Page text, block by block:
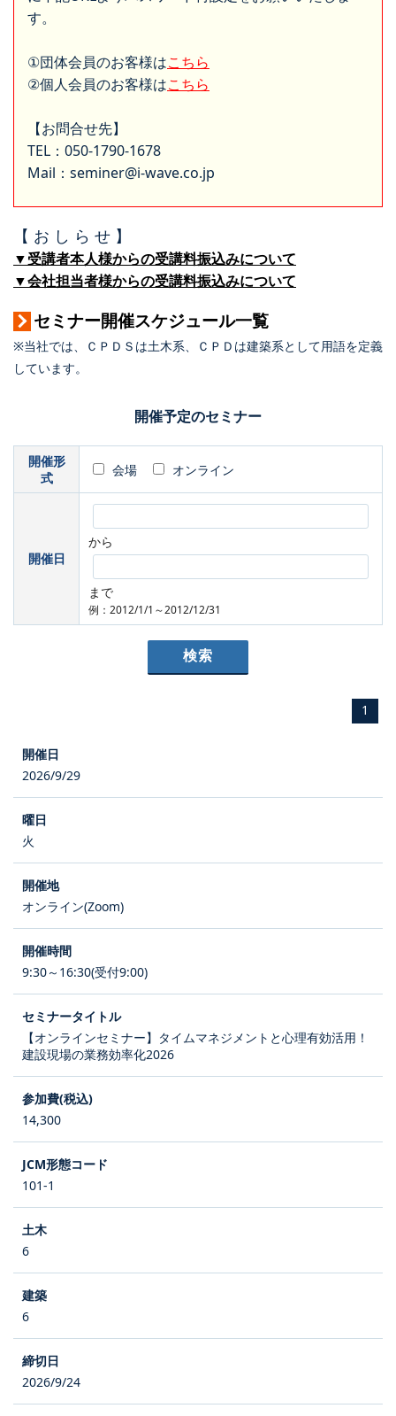
す。
①団体会員のお客様はこちら
②個人会員のお客様はこちら
【お問合せ先】
TEL：050-1790-1678
Mail：seminer@i-wave.co.jp
【 お し ら せ 】
▼受講者本人様からの受講料振込みについて
▼会社担当者様からの受講料振込みについて
セミナー開催スケジュール一覧
※当社では、ＣＰＤＳは土木系、ＣＰＤは建築系として用語を定義
しています。
開催予定のセミナー
開催形
式
会場 オンライン
開催日
から
まで
例：2012/1/1～2012/12/31
1
2026/9/29
火
オンライン(Zoom)
9:30～16:30(受付9:00)
【オンラインセミナー】タイムマネジメントと心理有効活用！
建設現場の業務効率化2026
14,300
101-1
6
6
2026/9/24